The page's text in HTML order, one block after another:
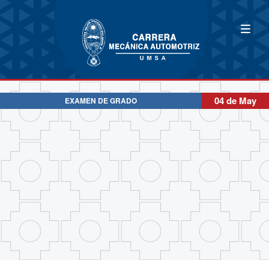
EXAMEN DE GRADO 04 de May